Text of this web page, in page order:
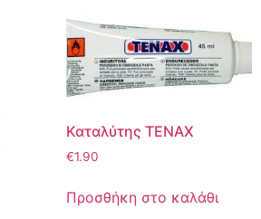
Καταλύτης TENAX
€1.90
Προσθήκη στο καλάθι